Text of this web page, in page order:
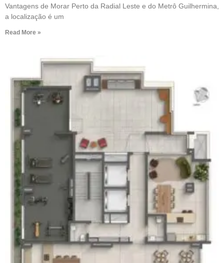
Vantagens de Morar Perto da Radial Leste e do Metrô Guilhermina,
a localização é um
Read More »